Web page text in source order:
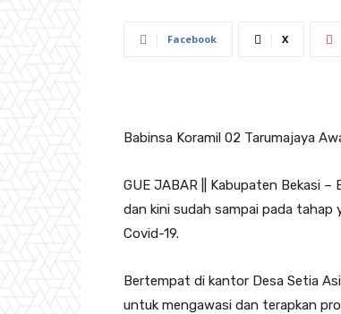
Facebook X
Babinsa Koramil 02 Tarumajaya
GUE JABAR || Kabupaten Bekasi
dan kini sudah sampai pada tahap
Covid-19.
Bertempat di kantor Desa Setia
untuk mengawasi dan terapkan